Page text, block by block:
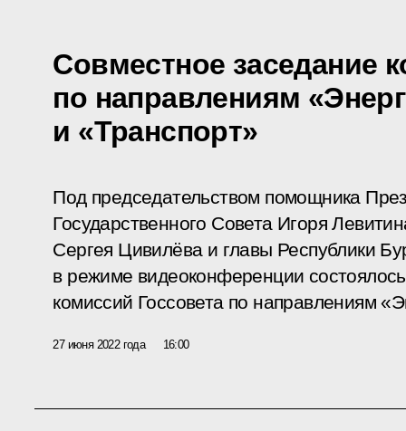
Cовместное заседание
по направлениям
и «Транспорт»
Под председательством помощника
Государственного Совета Игоря
Сергея Цивилёва и главы Республики
в режиме видеоконференции
комиссий Госсовета по направлениям
27 июня 2022 года 16:00